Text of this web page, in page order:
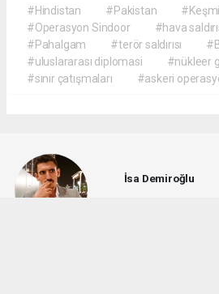
#Hindistan #Pakistan
#Operasyon Sindoor
#hava
#Pahalgam
#terör saldırısı
#uluslararası diplomasi
#nükleer
#sınır çatışmaları
#askeri
İsa Demiroğlu